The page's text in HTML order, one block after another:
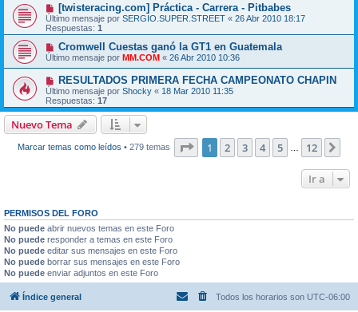
[twisteracing.com] Práctica - Carrera - Pitbabes
Último mensaje por SERGIO.SUPER.STREET « 26 Abr 2010 18:17
Respuestas: 1
Cromwell Cuestas ganó la GT1 en Guatemala
Último mensaje por MM.COM « 26 Abr 2010 10:36
RESULTADOS PRIMERA FECHA CAMPEONATO CHAPIN
Último mensaje por Shocky « 18 Mar 2010 11:35
Respuestas: 17
Nuevo Tema
Marcar temas como leídos • 279 temas Página de 12
1 2 3 4 5 12
Ir a
PERMISOS DEL FORO
No puede abrir nuevos temas en este Foro
No puede responder a temas en este Foro
No puede editar sus mensajes en este Foro
No puede borrar sus mensajes en este Foro
No puede enviar adjuntos en este Foro
Índice general Todos los horarios son UTC-06:00